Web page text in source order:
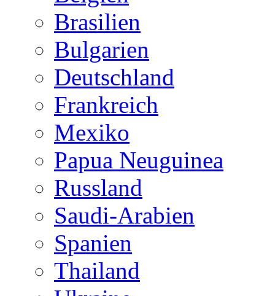
Brasilien
Bulgarien
Deutschland
Frankreich
Mexiko
Papua Neuguinea
Russland
Saudi-Arabien
Spanien
Thailand